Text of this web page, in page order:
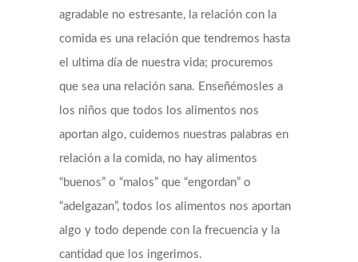
agradable no estresante, la relación con la
comida es una relación que tendremos hasta
el ultima día de nuestra vida; procuremos
que sea una relación sana. Enseñémosles a
los niños que todos los alimentos nos
aportan algo, cuidemos nuestras palabras en
relación a la comida, no hay alimentos
“buenos” o “malos” que “engordan” o
“adelgazan”, todos los alimentos nos aportan
algo y todo depende con la frecuencia y la
cantidad que los ingerimos.